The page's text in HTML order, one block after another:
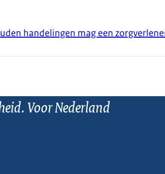
handelingen mag een
Voor Nederland